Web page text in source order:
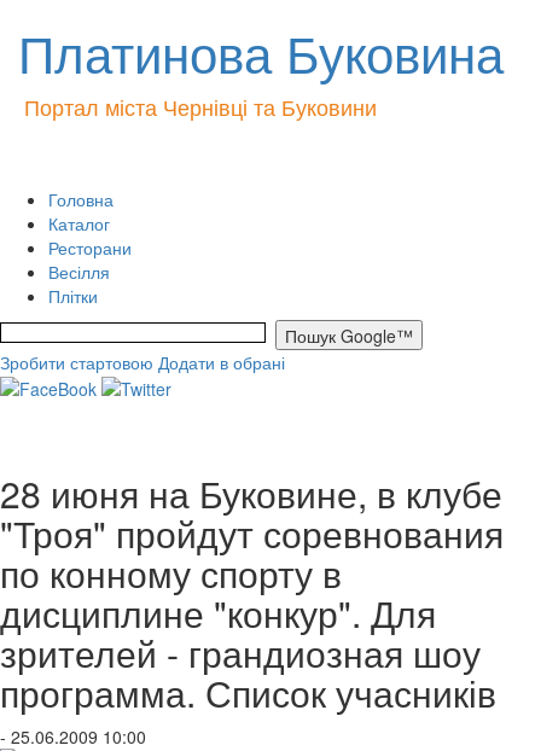
Платинова Буковина
Портал міста Чернівці та Буковини
Головна
Каталог
Ресторани
Весілля
Плітки
Зробити стартовою Додати в обрані
28 июня на Буковине, в клубе
"Троя" пройдут соревнования
по конному спорту в
дисциплине "конкур". Для
зрителей - грандиозная шоу
программа. Список учасників
- 25.06.2009 10:00